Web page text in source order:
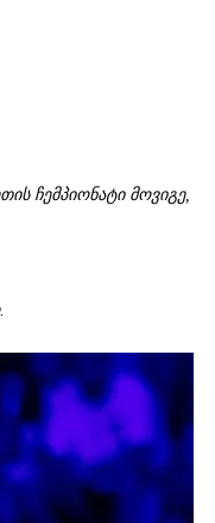
ჩემპიონატი მოვიგე,